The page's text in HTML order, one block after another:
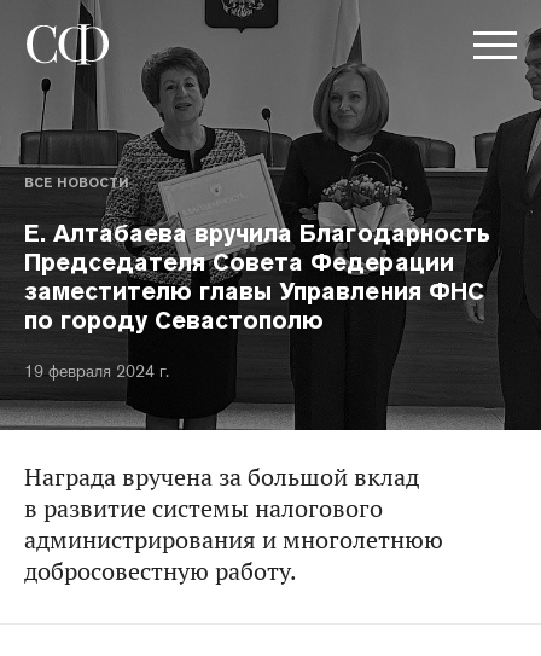
ВСЕ НОВОСТИ
Е. Алтабаева вручила Благодарность
Председателя Совета Федерации
заместителю главы Управления ФНС
по городу Севастополю
19 февраля 2024 г.
Награда вручена за большой вклад
в развитие системы налогового
администрирования и многолетнюю
добросовестную работу.